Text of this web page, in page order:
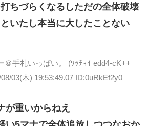
ちづらくなるしただの全体破壊
いたし本当に大したことない
＠手札いっぱい。 (ﾜｯﾁｮｲ edd4-cK++
08/03(木) 19:53:49.07 ID:0uRkEf2y0
が重いからねえ